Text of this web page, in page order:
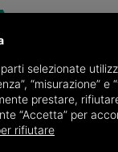
Properties for sale
selezionate
“misurazione”
prestare,
“Accetta” per
rifiutare